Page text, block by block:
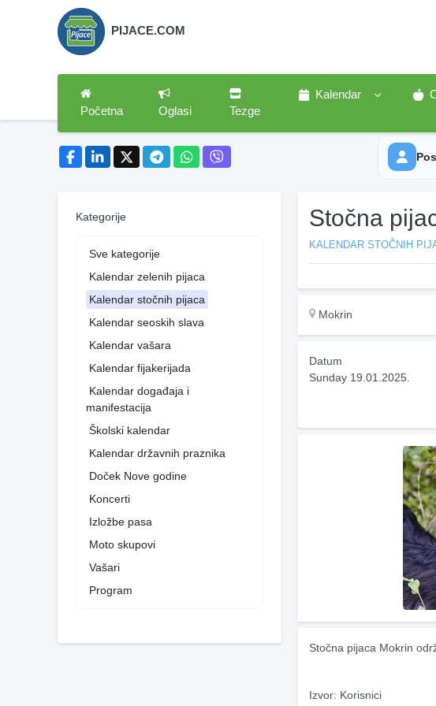
PIJACE.COM
Početna Oglasi Tezge
Kalendar
Kategorije
Sve kategorije
Kalendar zelenih pijaca
Kalendar stočnih pijaca
Kalendar seoskih slava
Kalendar vašara
Kalendar fijakerijada
Kalendar događaja i
manifestacija
Školski kalendar
Kalendar državnih praznika
Doček Nove godine
Koncerti
Izložbe pasa
Moto skupovi
Vašari
Program
Stočna
KALENDAR STOČNIH
Mokrin
Datum
Sunday 19.01.2025.
Stočna pijaca Mokrin
Izvor: Korisnici